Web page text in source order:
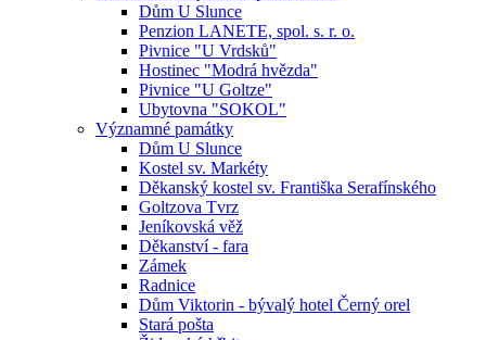
Dům U Slunce
Penzion LANETE, spol. s. r. o.
Pivnice "U Vrdsků"
Hostinec "Modrá hvězda"
Pivnice "U Goltze"
Ubytovna "SOKOL"
Významné památky
Dům U Slunce
Kostel sv. Markéty
Děkanský kostel sv. Františka Serafínského
Goltzova Tvrz
Jeníkovská věž
Děkanství - fara
Zámek
Radnice
Dům Viktorin - bývalý hotel Černý orel
Stará pošta